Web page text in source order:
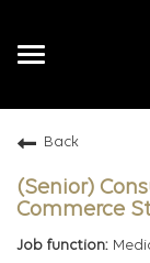
Toggle
Back
(Senior)
Commerce